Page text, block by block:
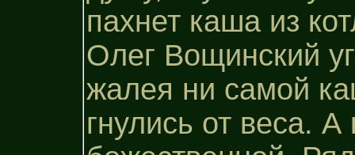
пахнет каша из
Олег Вощинский
жалея ни самой
гнулись от веса.